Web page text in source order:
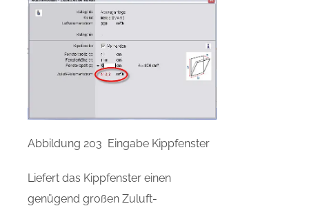
Abbildung 203 Eingabe Kippfenster
Liefert das Kippfenster einen
genügend großen Zuluft-